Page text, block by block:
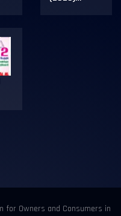
for Owners and Consumers in